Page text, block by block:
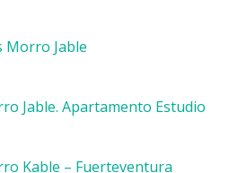
Jable
Jable. Apartamento Estudio
Kable – Fuerteventura